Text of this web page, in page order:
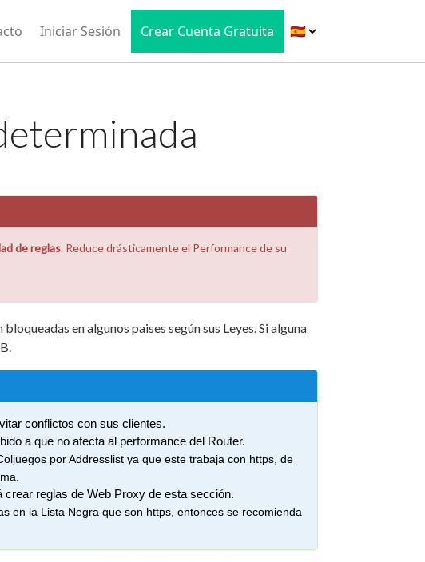
Iniciar Sesión Crear Cuenta Gratuita
de reglas. Reduce drásticamente el Performance de su
en algunos paises según sus Leyes. Si alguna
conflictos con sus clientes.
a que no afecta al performance del Router.
por Addresslist ya que este trabaja con https, de
reglas de Web Proxy de esta sección.
en la Lista Negra que son https, entonces se recomienda